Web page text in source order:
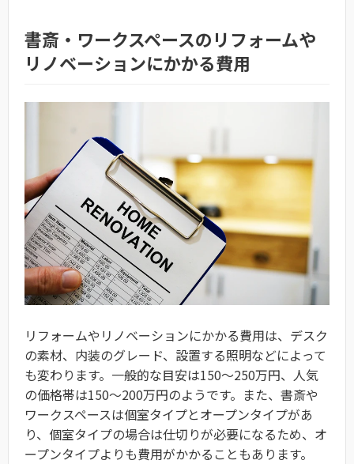
書斎・ワークスペースのリフォームや
リノベーションにかかる費用
リフォームやリノベーションにかかる費用は、デスク
の素材、内装のグレード、設置する照明などによって
も変わります。一般的な目安は150～250万円、人気
の価格帯は150～200万円のようです。また、書斎や
ワークスペースは個室タイプとオープンタイプがあ
り、個室タイプの場合は仕切りが必要になるため、オ
ープンタイプよりも費用がかかることもあります。